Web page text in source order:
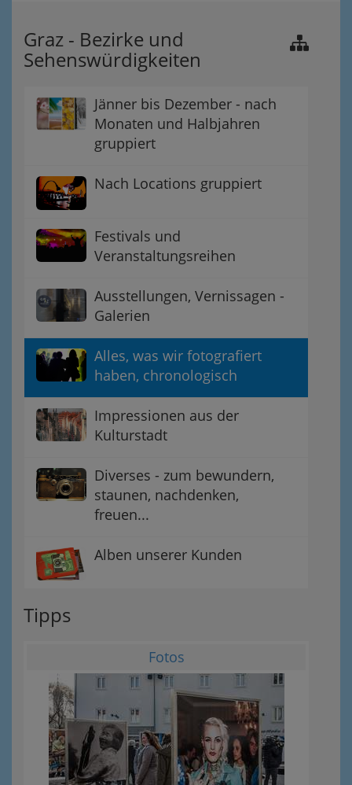
Graz - Bezirke und
Sehenswürdigkeiten
Jänner bis Dezember - nach
Monaten und Halbjahren
gruppiert
Nach Locations gruppiert
Festivals und
Veranstaltungsreihen
Ausstellungen, Vernissagen -
Galerien
Alles, was wir fotografiert
haben, chronologisch
Impressionen aus der
Kulturstadt
Diverses - zum bewundern,
staunen, nachdenken,
freuen...
Alben unserer Kunden
Tipps
Fotos